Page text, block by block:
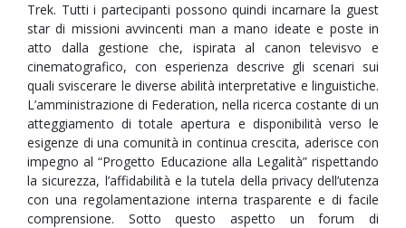
Trek. Tutti i partecipanti possono quindi incarnare la guest
star di missioni avvincenti man a mano ideate e poste in
atto dalla gestione che, ispirata al canon televisvo e
cinematografico, con esperienza descrive gli scenari sui
quali sviscerare le diverse abilità interpretative e linguistiche.
L’amministrazione di Federation, nella ricerca costante di un
atteggiamento di totale apertura e disponibilità verso le
esigenze di una comunità in continua crescita, aderisce con
impegno al “Progetto Educazione alla Legalità” rispettando
la sicurezza, l’affidabilità e la tutela della privacy dell’utenza
con una regolamentazione interna trasparente e di facile
comprensione. Sotto questo aspetto un forum di